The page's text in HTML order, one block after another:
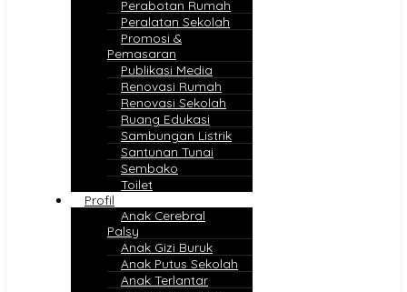
Perabotan Rumah
Peralatan Sekolah
Promosi &
Pemasaran
Publikasi Media
Renovasi Rumah
Renovasi Sekolah
Ruang Edukasi
Sambungan Listrik
Santunan Tunai
Sembako
Toilet
Profil
Anak Cerebral
Palsy
Anak Gizi Buruk
Anak Putus Sekolah
Anak Terlantar